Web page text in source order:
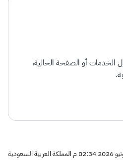
أو الصفحة الحالية،